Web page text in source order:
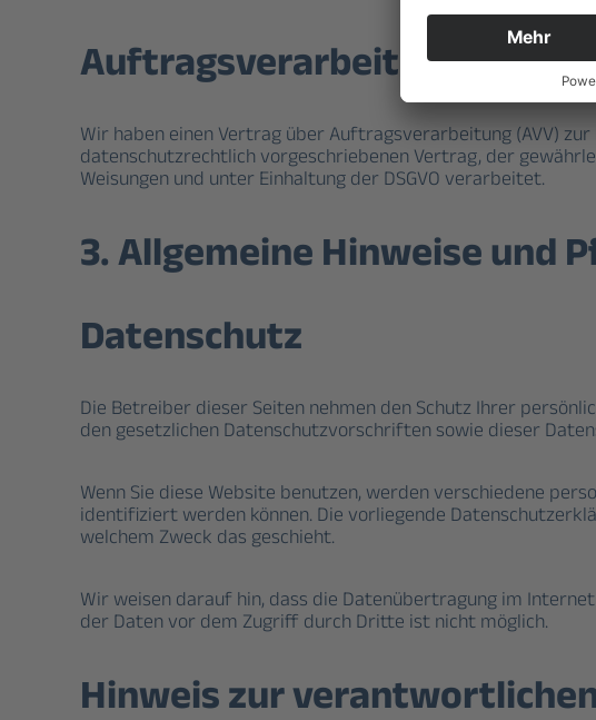
Auftragsverarbeitung
Wir haben einen Vertrag über Auftragsverarbeitung (AVV)
datenschutzrechtlich vorgeschriebenen Vertrag, der
Weisungen und unter Einhaltung der DSGVO verarbeitet.
3. Allgemeine Hinweise und
Datenschutz
Die Betreiber dieser Seiten nehmen den Schutz Ihrer
den gesetzlichen Datenschutzvorschriften sowie dieser
Wenn Sie diese Website benutzen, werden verschiedene
identifiziert werden können. Die vorliegende
welchem Zweck das geschieht.
Wir weisen darauf hin, dass die Datenübertragung im
der Daten vor dem Zugriff durch Dritte ist nicht möglich.
Hinweis zur